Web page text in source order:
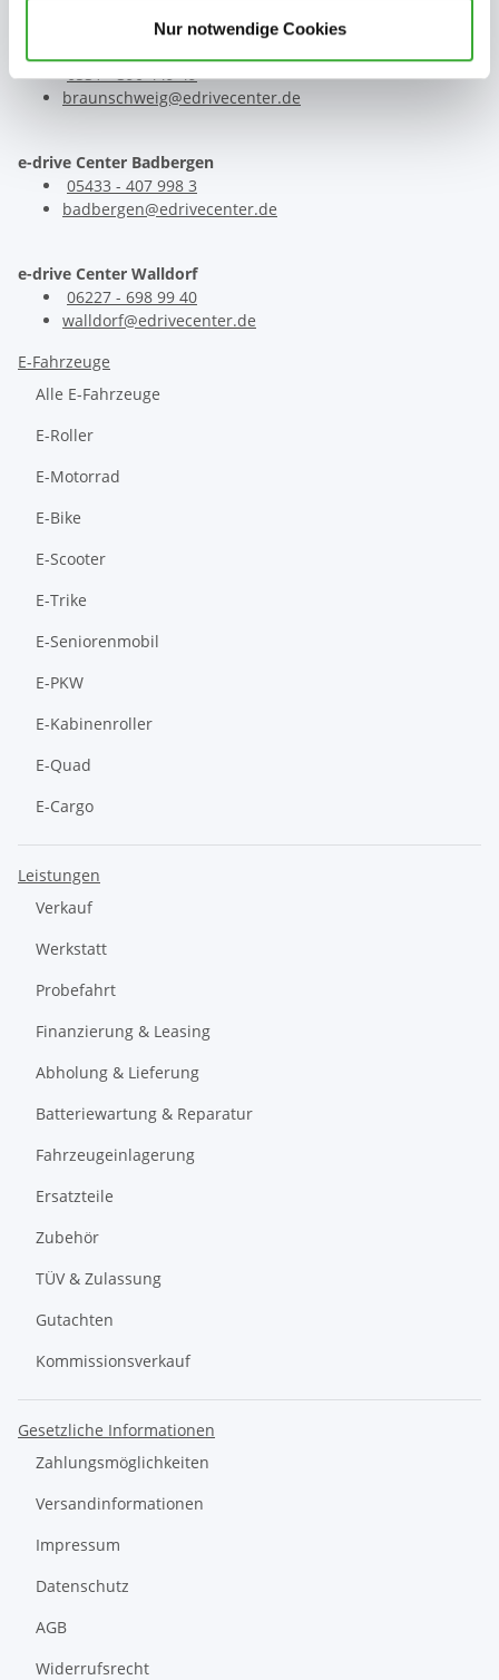
Nur notwendige Cookies
0531 - 390 449 49
braunschweig@edrivecenter.de
e-drive Center Badbergen
05433 - 407 998 3
badbergen@edrivecenter.de
e-drive Center Walldorf
06227 - 698 99 40
walldorf@edrivecenter.de
E-Fahrzeuge
Alle E-Fahrzeuge
E-Roller
E-Motorrad
E-Bike
E-Scooter
E-Trike
E-Seniorenmobil
E-PKW
E-Kabinenroller
E-Quad
E-Cargo
Leistungen
Verkauf
Werkstatt
Probefahrt
Finanzierung & Leasing
Abholung & Lieferung
Batteriewartung & Reparatur
Fahrzeugeinlagerung
Ersatzteile
Zubehör
TÜV & Zulassung
Gutachten
Kommissionsverkauf
Gesetzliche Informationen
Zahlungsmöglichkeiten
Versandinformationen
Impressum
Datenschutz
AGB
Widerrufsrecht